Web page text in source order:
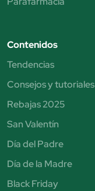
Contenidos
Tendencias
Consejos y tutoriales
Rebajas 2025
San Valentín
Día del Padre
Día de la Madre
Black Friday